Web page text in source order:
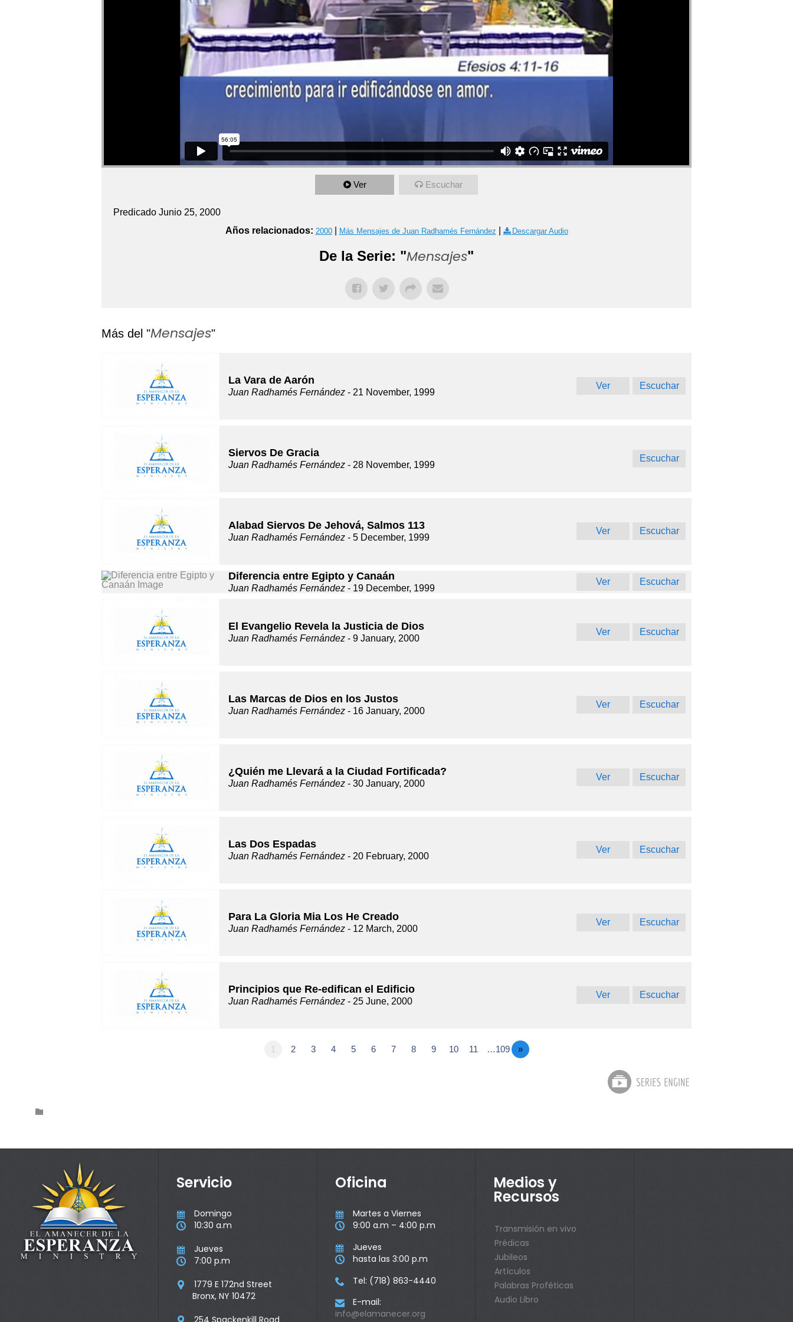
Ver Escuchar
Predicado Junio 25, 2000
Años relacionados: 2000| Más Mensajes de Juan Radhamés Fernández Descargar Audio
De la Serie: "Mensajes"
Más del "Mensajes"
La Vara de Aarón
Juan Radhamés Fernández - 21 November, 1999
Ver Escuchar
Siervos De Gracia
Juan Radhamés Fernández - 28 November, 1999
Escuchar
Alabad Siervos De Jehová, Salmos 113
Juan Radhamés Fernández - 5 December, 1999
Ver Escuchar
Diferencia entre Egipto y Canaán
Juan Radhamés Fernández - 19 December, 1999
Ver Escuchar
El Evangelio Revela la Justicia de Dios
Juan Radhamés Fernández - 9 January, 2000
Ver Escuchar
Las Marcas de Dios en los Justos
Juan Radhamés Fernández - 16 January, 2000
Ver Escuchar
¿Quién me Llevará a la Ciudad Fortificada?
Juan Radhamés Fernández - 30 January, 2000
Ver Escuchar
Las Dos Espadas
Juan Radhamés Fernández - 20 February, 2000
Ver Escuchar
Para La Gloria Mia Los He Creado
Juan Radhamés Fernández - 12 March, 2000
Ver Escuchar
Principios que Re-edifican el Edificio
Juan Radhamés Fernández - 25 June, 2000
Ver Escuchar
1 2 3 4 5 6 7 8 9 10 11 …109 »

Servicio
 Domingo
 10:30 a.m
 Jueves
 7:00 p.m

1779 E 172nd Street
Bronx, NY 10472
254 Spackenkill Road
Oficina
 Martes a Viernes
 9:00 a.m – 4:00 p.m
 Jueves
 hasta las 3:00 p.m
 Tel: (718) 863-4440

E-mail:
info@elamanecer.org
Medios y
Recursos
Transmisión en vivo
Prédicas
Jubileos
Artículos
Palabras Proféticas
Audio Libro